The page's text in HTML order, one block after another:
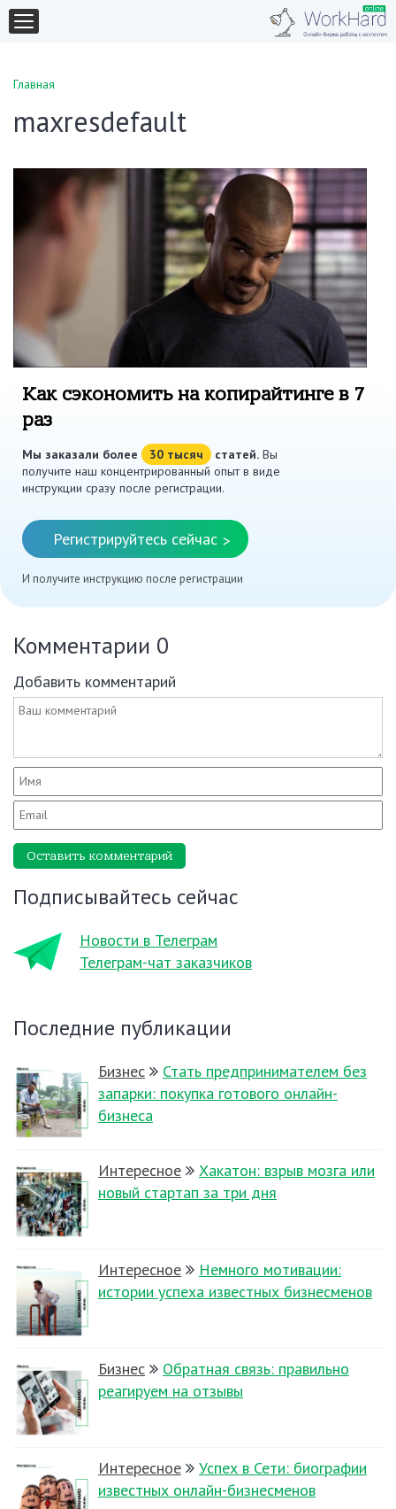
Главная
maxresdefault
Как сэкономить на копирайтинге в 7
раз
Мы заказали более 30 тысяч статей. Вы
получите наш концентрированный опыт в виде
инструкции сразу после регистрации.
Регистрируйтесь сейчас >
И получите инструкцию после регистрации
Комментарии 0
Добавить комментарий
Оставить комментарий
Подписывайтесь сейчас
Новости в Телеграм
Телеграм-чат заказчиков
Последние публикации
Бизнес
Стать предпринимателем без
запарки: покупка готового онлайн-
бизнеса
Интересное
Хакатон: взрыв мозга или
новый стартап за три дня
Интересное
Немного мотивации:
истории успеха известных бизнесменов
Бизнес
Обратная связь: правильно
реагируем на отзывы
Интересное
Успех в Сети: биографии
известных онлайн-бизнесменов